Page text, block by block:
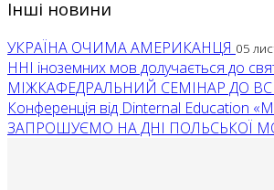
Інші новини
УКРАЇНА ОЧИМА АМЕРИКАНЦЯ 05
ННI іноземних мов долучається до
МІЖКАФЕДРАЛЬНИЙ СЕМІНАР ДО
Конференція від Dinternal Education
ЗАПРОШУЄМО НА ДНІ ПОЛЬСЬКОЇ